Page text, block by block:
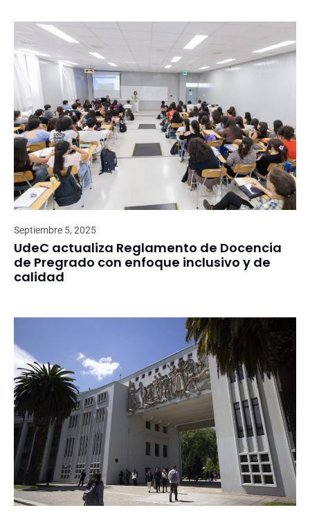
Septiembre 5, 2025
UdeC actualiza Reglamento de Docencia
de Pregrado con enfoque inclusivo y de
calidad